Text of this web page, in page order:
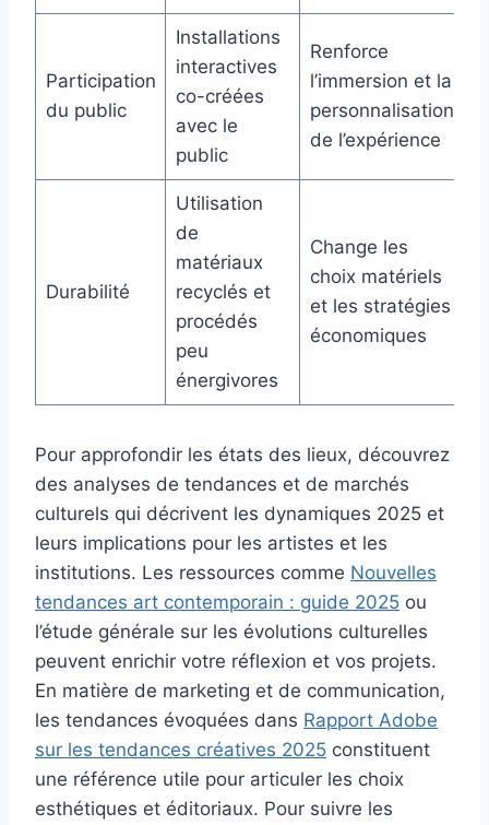
Participation
du public
Installations
interactives
co-créées
avec le
public
Renforce
l’immersion et la
personnalisation
de l’expérience
Durabilité
Utilisation
de
matériaux
recyclés et
procédés
peu
énergivores
Change les
choix matériels
et les stratégies
économiques
Pour approfondir les états des lieux, découvrez
des analyses de tendances et de marchés
culturels qui décrivent les dynamiques 2025 et
leurs implications pour les artistes et les
institutions. Les ressources comme Nouvelles
tendances art contemporain : guide 2025 ou
l’étude générale sur les évolutions culturelles
peuvent enrichir votre réflexion et vos projets.
En matière de marketing et de communication,
les tendances évoquées dans Rapport Adobe
sur les tendances créatives 2025 constituent
une référence utile pour articuler les choix
esthétiques et éditoriaux. Pour suivre les